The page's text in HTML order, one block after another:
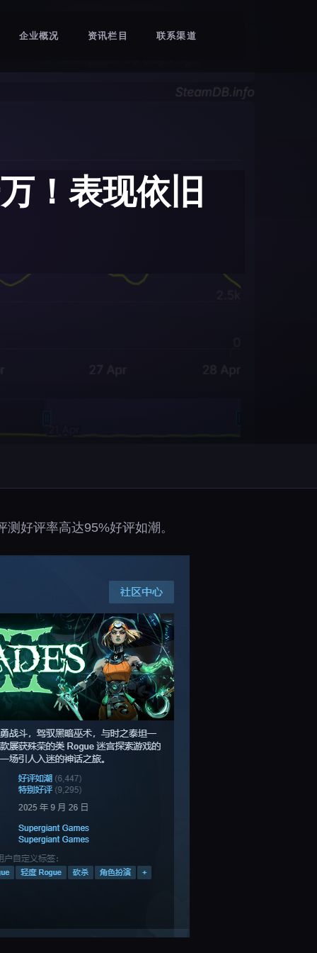
企业概况 资讯栏目 联系渠道
！表现依旧
好评率高达95%好评如潮。